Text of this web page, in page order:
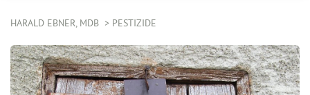
HARALD EBNER, MDB PESTIZIDE